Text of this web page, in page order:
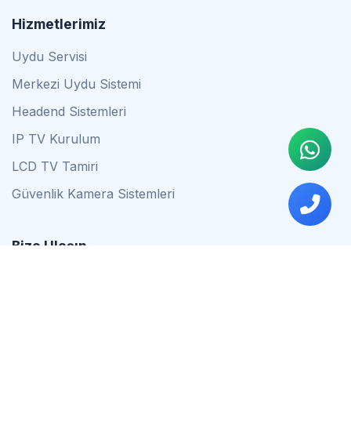
Hizmetlerimiz
Uydu Servisi
Merkezi Uydu Sistemi
Headend Sistemleri
IP TV Kurulum
LCD TV Tamiri
Güvenlik Kamera Sistemleri
Bize Ulaşın